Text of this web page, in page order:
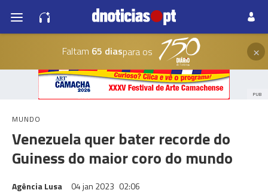
Faltam 65 diaspara os ×
PUB
MUNDO
Venezuela quer bater recorde do
Guiness do maior coro do mundo
Agência Lusa 04 jan 2023 02:06